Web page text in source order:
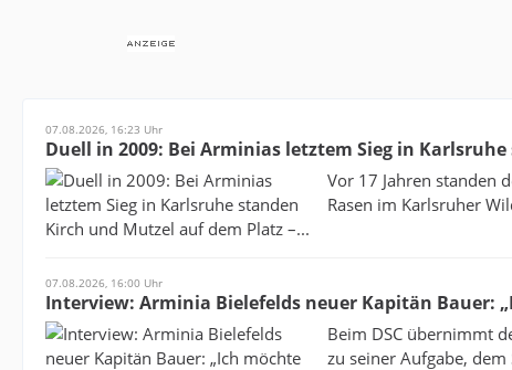
07.08.2026, 16:23 Uhr
Duell in 2009: Bei Arminias letztem Sieg in
Vor 17 Jahren standen
Rasen im Karlsruher
07.08.2026, 16:00 Uhr
Interview: Arminia Bielefelds neuer Kapitän Bauer:
Beim DSC übernimmt
zu seiner Aufgabe,